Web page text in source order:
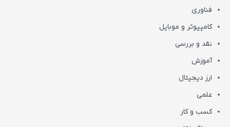
فناوری
کامپیوتر و موبایل
نقد و بررسی
آموزش
ارز دیجیتال
علمی
کسب و کار